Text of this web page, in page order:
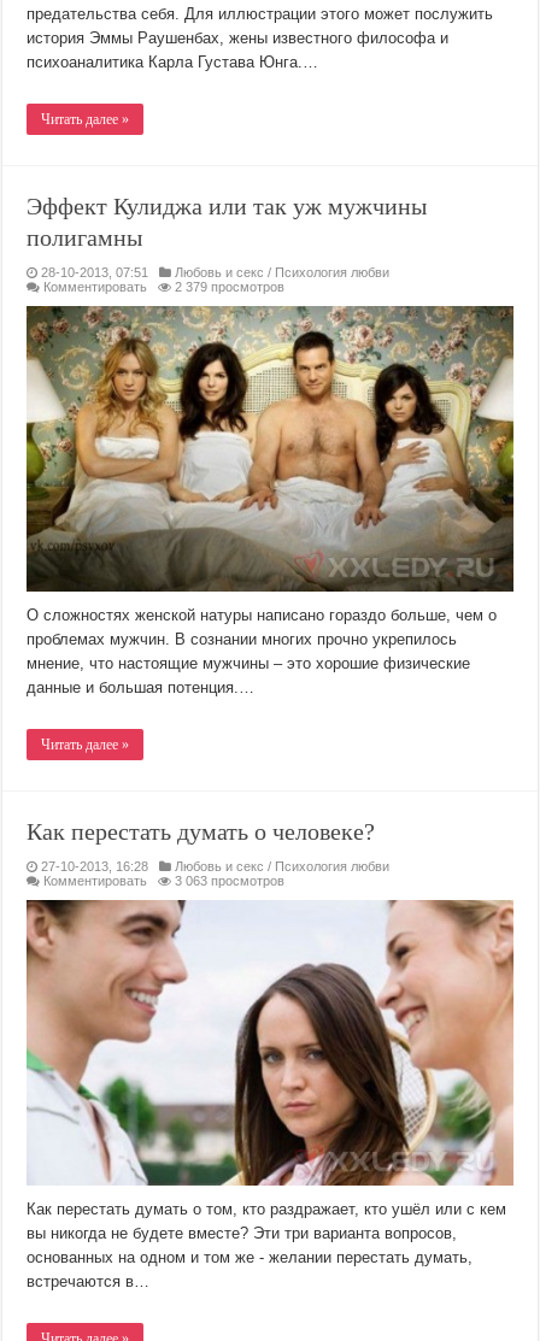
предательства себя. Для иллюстрации этого может послужить
история Эммы Раушенбах, жены известного философа и
психоаналитика Карла Густава Юнга.…
Читать далее »
Эффект Кулиджа или так уж мужчины
полигамны
28-10-2013, 07:51 Любовь и секс / Психология любви
Комментировать
2 379 просмотров
О сложностях женской натуры написано гораздо больше, чем о
проблемах мужчин. В сознании многих прочно укрепилось
мнение, что настоящие мужчины – это хорошие физические
данные и большая потенция.…
Читать далее »
Как перестать думать о человеке?
27-10-2013, 16:28 Любовь и секс / Психология любви
Комментировать
3 063 просмотров
Как перестать думать о том, кто раздражает, кто ушёл или с кем
вы никогда не будете вместе? Эти три варианта вопросов,
основанных на одном и том же - желании перестать думать,
встречаются в…